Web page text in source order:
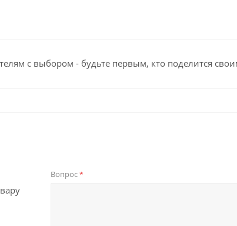
с выбором - будьте первым, кто поделится
Вопрос*